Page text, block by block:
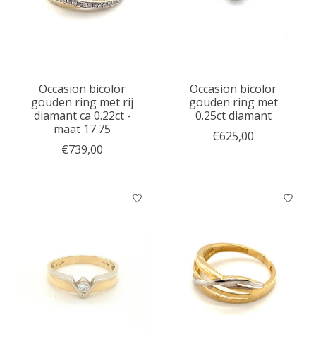
Occasion bicolor
gouden ring met rij
diamant ca 0.22ct -
maat 17.75
€739,00
Occasion bicolor
gouden ring met
0.25ct diamant
€625,00